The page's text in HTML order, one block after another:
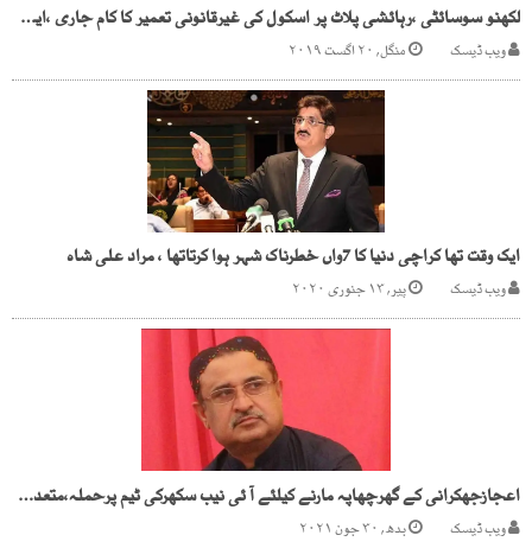
لکھنو سوسائٹی ،رہائشی پلاٹ پر اسکول کی غیرقانونی تعمیر کا کام جاری ،ایس بی سی اے خاموش
ویب ڈیسک منگل, ۲۰ اگست ۲۰۱۹
ایک وقت تھا کراچی دنیا کا 7واں خطرناک شہر ہوا کرتاتھا ، مراد علی شاہ
ویب ڈیسک پیر, ۱۳ جنوری ۲۰۲۰
اعجازجھکرانی کے گھرچھاپہ مارنے کیلئے آ ئی نیب سکھرکی ٹیم پرحملہ،متعدد اہلکارزخمی
ویب ڈیسک بدھ, ۳۰ جون ۲۰۲۱